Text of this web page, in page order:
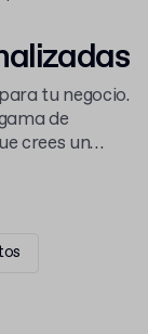
tu negocio.
de
crees un